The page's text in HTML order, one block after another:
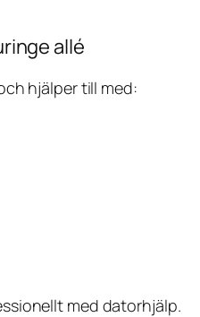
allé
hjälper till med:
med datorhjälp.